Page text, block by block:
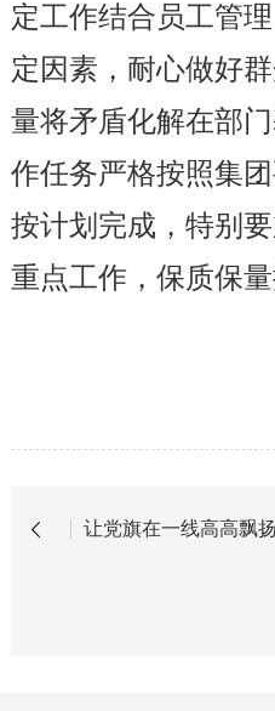
定工作结合员工管
定因素，耐心做好
量将矛盾化解在部
作任务严格按照集
按计划完成，特别
重点工作，保质保量